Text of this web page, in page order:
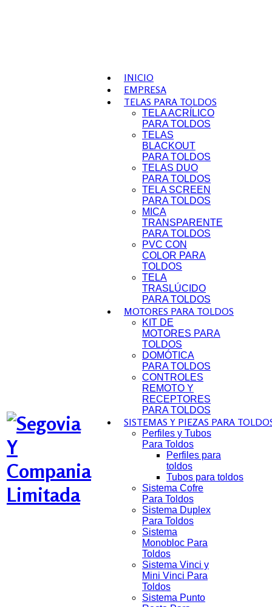
INICIO
EMPRESA
TELAS PARA TOLDOS
TELA ACRÍLICO
PARA TOLDOS
TELAS
BLACKOUT
PARA TOLDOS
TELAS DUO
PARA TOLDOS
TELA SCREEN
PARA TOLDOS
MICA
TRANSPARENTE
PARA TOLDOS
PVC CON
COLOR PARA
TOLDOS
TELA
TRASLÚCIDO
PARA TOLDOS
MOTORES PARA TOLDOS
KIT DE
MOTORES PARA
TOLDOS
DOMÓTICA
PARA TOLDOS
CONTROLES
REMOTO Y
RECEPTORES
PARA TOLDOS
SISTEMAS Y PIEZAS PARA
Perfiles y Tubos
Para Toldos
Perfiles para
toldos
Tubos para toldos
Sistema Cofre
Para Toldos
Sistema Duplex
Para Toldos
Sistema
Monobloc Para
Toldos
Sistema Vinci y
Mini Vinci Para
Toldos
Sistema Punto